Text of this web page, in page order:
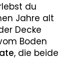
du
Jahre alt
Decke
Boden
, die beide